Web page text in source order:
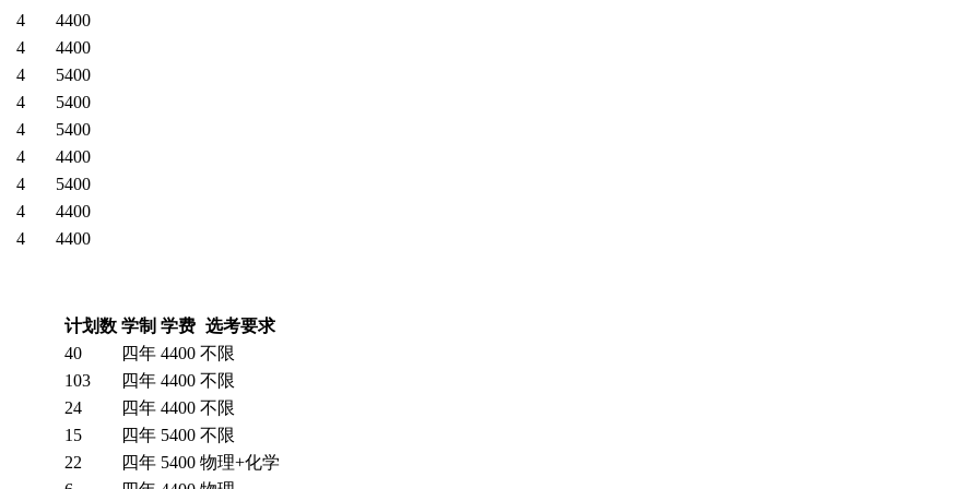
4
4400
4
4400
4
5400
4
5400
4
5400
4
4400
4
5400
4
4400
4
4400
计划数 学制 学费 选考要求
40
四年 4400 不限
103
四年 4400 不限
24
四年 4400 不限
15
四年 5400 不限
22
四年 5400 物理+化学